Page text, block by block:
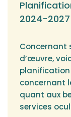
2024-2027
Concernant
d’œuvre,
concernant
quant aux
services